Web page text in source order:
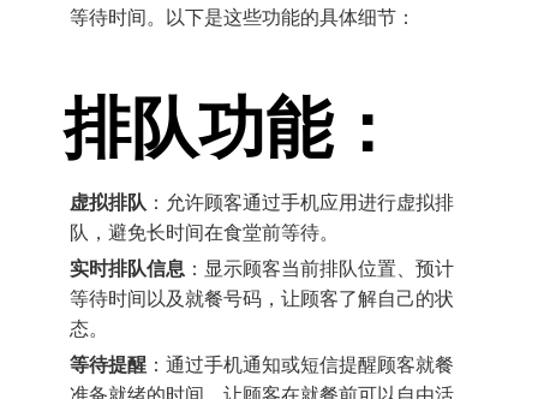
等待时间。以下是这些功能的具体细节：
排队功能：
虚拟排队 ：允许顾客通过手机应用进行虚拟排
队，避免长时间在食堂前等待。
实时排队信息 ：显示顾客当前排队位置、预计
等待时间以及就餐号码，让顾客了解自己的状
态。
等待提醒：通过手机通知或短信提醒顾客就餐